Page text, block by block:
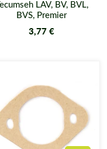
LAV, BV, BVL,
BVS, Premier
3,77 €